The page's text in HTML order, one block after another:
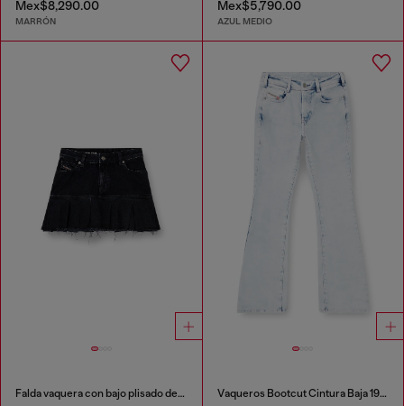
Mex$8,290.00
MARRÓN
Mex$5,790.00
AZUL MEDIO
Falda vaquera con bajo plisado deshilachado Vaqueros Bootcut Cintura Baja 1969 D-Ebbey